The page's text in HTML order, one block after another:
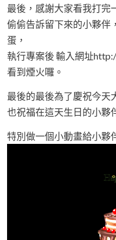
最後，感謝大家看我打完
偷偷告訴留下來的小夥伴
蛋，
執行專案後 輸入網址
看到煙火囉。
最後的最後為了慶祝今天
也祝福在這天生日的小夥
特別做一個小動畫給小夥